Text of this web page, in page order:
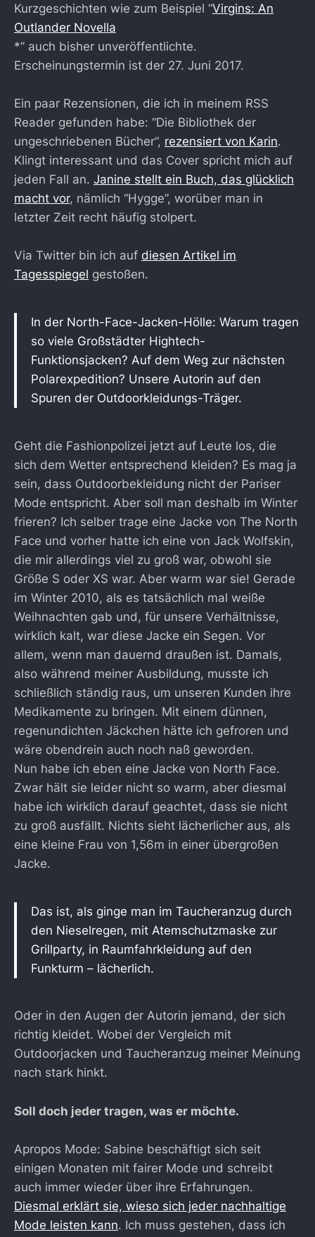
Kurzgeschichten wie zum Beispiel “Virgins: An
Outlander Novella
*” auch bisher unveröffentlichte.
Erscheinungstermin ist der 27. Juni 2017.
Ein paar Rezensionen, die ich in meinem RSS
Reader gefunden habe: “Die Bibliothek der
ungeschriebenen Bücher”, rezensiert von Karin.
Klingt interessant und das Cover spricht mich auf
jeden Fall an. Janine stellt ein Buch, das glücklich
macht vor, nämlich “Hygge”, worüber man in
letzter Zeit recht häufig stolpert.
Via Twitter bin ich auf diesen Artikel im
Tagesspiegel gestoßen.
In der North-Face-Jacken-Hölle: Warum tragen
so viele Großstädter Hightech-
Funktionsjacken? Auf dem Weg zur nächsten
Polarexpedition? Unsere Autorin auf den
Spuren der Outdoorkleidungs-Träger.
Geht die Fashionpolizei jetzt auf Leute los, die
sich dem Wetter entsprechend kleiden? Es mag ja
sein, dass Outdoorbekleidung nicht der Pariser
Mode entspricht. Aber soll man deshalb im Winter
frieren? Ich selber trage eine Jacke von The North
Face und vorher hatte ich eine von Jack Wolfskin,
die mir allerdings viel zu groß war, obwohl sie
Größe S oder XS war. Aber warm war sie! Gerade
im Winter 2010, als es tatsächlich mal weiße
Weihnachten gab und, für unsere Verhältnisse,
wirklich kalt, war diese Jacke ein Segen. Vor
allem, wenn man dauernd draußen ist. Damals,
also während meiner Ausbildung, musste ich
schließlich ständig raus, um unseren Kunden ihre
Medikamente zu bringen. Mit einem dünnen,
regenundichten Jäckchen hätte ich gefroren und
wäre obendrein auch noch naß geworden.
Nun habe ich eben eine Jacke von North Face.
Zwar hält sie leider nicht so warm, aber diesmal
habe ich wirklich darauf geachtet, dass sie nicht
zu groß ausfällt. Nichts sieht lächerlicher aus, als
eine kleine Frau von 1,56m in einer übergroßen
Jacke.
Das ist, als ginge man im Taucheranzug durch
den Nieselregen, mit Atemschutzmaske zur
Grillparty, in Raumfahrkleidung auf den
Funkturm – lächerlich.
Oder in den Augen der Autorin jemand, der sich
richtig kleidet. Wobei der Vergleich mit
Outdoorjacken und Taucheranzug meiner Meinung
nach stark hinkt.
Soll doch jeder tragen, was er möchte.
Apropos Mode: Sabine beschäftigt sich seit
einigen Monaten mit fairer Mode und schreibt
auch immer wieder über ihre Erfahrungen.
Diesmal erklärt sie, wieso sich jeder nachhaltige
Mode leisten kann. Ich muss gestehen, dass ich